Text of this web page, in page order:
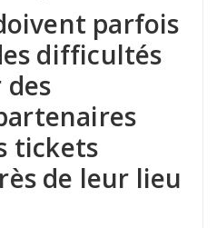
parfois
difficultés
tickets
de leur lieu